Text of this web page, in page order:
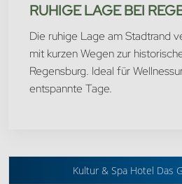
RUHIGE LAGE BEI
Die ruhige Lage am Stadtrand
mit kurzen Wegen zur
Regensburg. Ideal für
entspannte Tage.
Kultur & Spa Hotel Das